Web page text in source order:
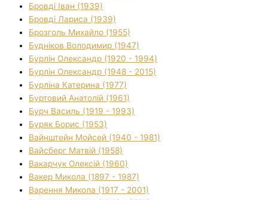
Бровді Іван (1939)
Бровді Лариса (1939)
Брозголь Михайло (1955)
Будніков Володимир (1947)
Бурлін Олександр (1920 - 1994)
Бурлін Олександр (1948 - 2015)
Бурліна Катерина (1977)
Буртовий Анатолій (1961)
Бурч Василь (1919 - 1993)
Буряк Борис (1953)
Вайнштейн Мойсей (1940 - 1981)
Вайсберг Матвій (1958)
Вакарчук Олексій (1960)
Вакер Микола (1897 - 1987)
Варення Микола (1917 - 2001)